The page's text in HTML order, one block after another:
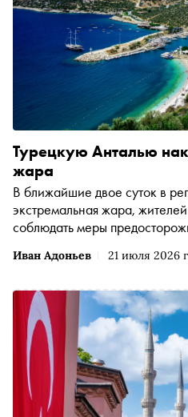
Иван Адоньев 21 июля 2026
Турецкую Анталью
жара
В ближайшие двое суток в
экстремальная жара,
соблюдать меры